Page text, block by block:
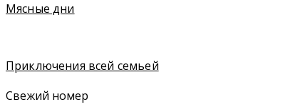
Мясные дни
Приключения всей семьей
Свежий номер